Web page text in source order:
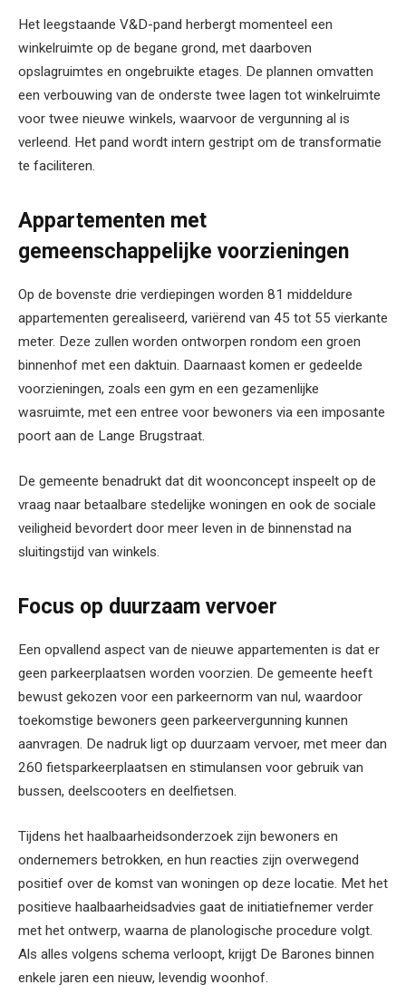
Het leegstaande V&D-pand herbergt momenteel een
winkelruimte op de begane grond, met daarboven
opslagruimtes en ongebruikte etages. De plannen omvatten
een verbouwing van de onderste twee lagen tot winkelruimte
voor twee nieuwe winkels, waarvoor de vergunning al is
verleend. Het pand wordt intern gestript om de transformatie
te faciliteren.
Appartementen met
gemeenschappelijke voorzieningen
Op de bovenste drie verdiepingen worden 81 middeldure
appartementen gerealiseerd, variërend van 45 tot 55 vierkante
meter. Deze zullen worden ontworpen rondom een groen
binnenhof met een daktuin. Daarnaast komen er gedeelde
voorzieningen, zoals een gym en een gezamenlijke
wasruimte, met een entree voor bewoners via een imposante
poort aan de Lange Brugstraat.
De gemeente benadrukt dat dit woonconcept inspeelt op de
vraag naar betaalbare stedelijke woningen en ook de sociale
veiligheid bevordert door meer leven in de binnenstad na
sluitingstijd van winkels.
Focus op duurzaam vervoer
Een opvallend aspect van de nieuwe appartementen is dat er
geen parkeerplaatsen worden voorzien. De gemeente heeft
bewust gekozen voor een parkeernorm van nul, waardoor
toekomstige bewoners geen parkeervergunning kunnen
aanvragen. De nadruk ligt op duurzaam vervoer, met meer dan
260 fietsparkeerplaatsen en stimulansen voor gebruik van
bussen, deelscooters en deelfietsen.
Tijdens het haalbaarheidsonderzoek zijn bewoners en
ondernemers betrokken, en hun reacties zijn overwegend
positief over de komst van woningen op deze locatie. Met het
positieve haalbaarheidsadvies gaat de initiatiefnemer verder
met het ontwerp, waarna de planologische procedure volgt.
Als alles volgens schema verloopt, krijgt De Barones binnen
enkele jaren een nieuw, levendig woonhof.